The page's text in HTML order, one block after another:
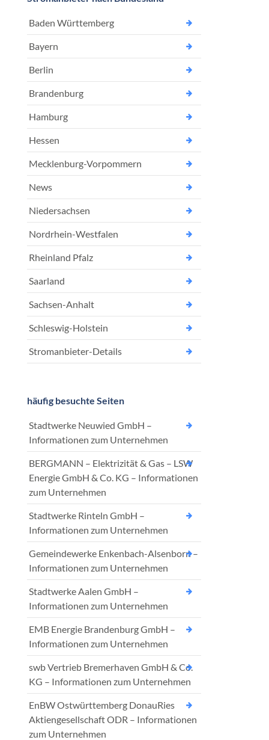
Baden Württemberg
Bayern
Berlin
Brandenburg
Hamburg
Hessen
Mecklenburg-Vorpommern
News
Niedersachsen
Nordrhein-Westfalen
Rheinland Pfalz
Saarland
Sachsen-Anhalt
Schleswig-Holstein
Stromanbieter-Details
häufig besuchte Seiten
Stadtwerke Neuwied GmbH –
Informationen zum Unternehmen
BERGMANN – Elektrizität & Gas – LSW
Energie GmbH & Co. KG – Informationen
zum Unternehmen
Stadtwerke Rinteln GmbH –
Informationen zum Unternehmen
Gemeindewerke Enkenbach-Alsenborn –
Informationen zum Unternehmen
Stadtwerke Aalen GmbH –
Informationen zum Unternehmen
EMB Energie Brandenburg GmbH –
Informationen zum Unternehmen
swb Vertrieb Bremerhaven GmbH & Co.
KG – Informationen zum Unternehmen
EnBW Ostwürttemberg DonauRies
Aktiengesellschaft ODR – Informationen
zum Unternehmen